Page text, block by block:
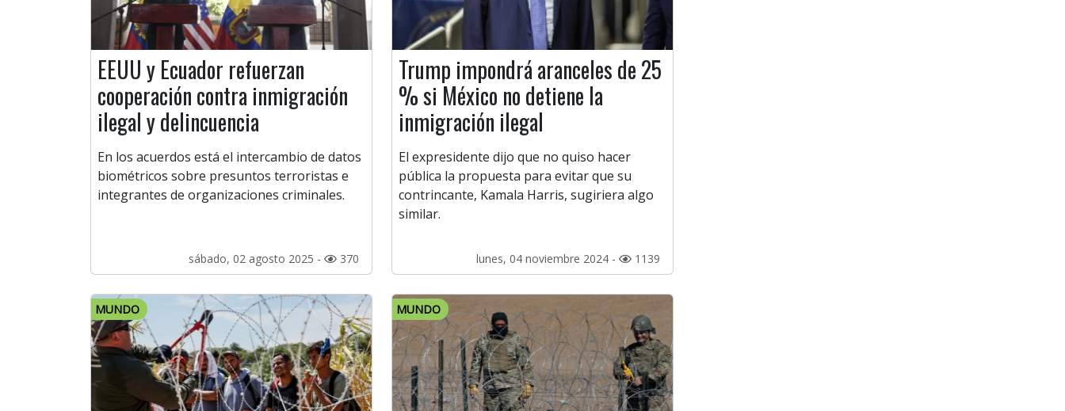
EEUU y Ecuador refuerzan
cooperación contra inmigración
ilegal y delincuencia
En los acuerdos está el intercambio de datos
biométricos sobre presuntos terroristas e
integrantes de organizaciones criminales.
sábado, 02 agosto 2025 - 370
Trump impondrá aranceles de 25
% si México no detiene la
inmigración ilegal
El expresidente dijo que no quiso hacer
pública la propuesta para evitar que su
contrincante, Kamala Harris, sugiriera algo
similar.
lunes, 04 noviembre 2024 - 1139
MUNDO MUNDO